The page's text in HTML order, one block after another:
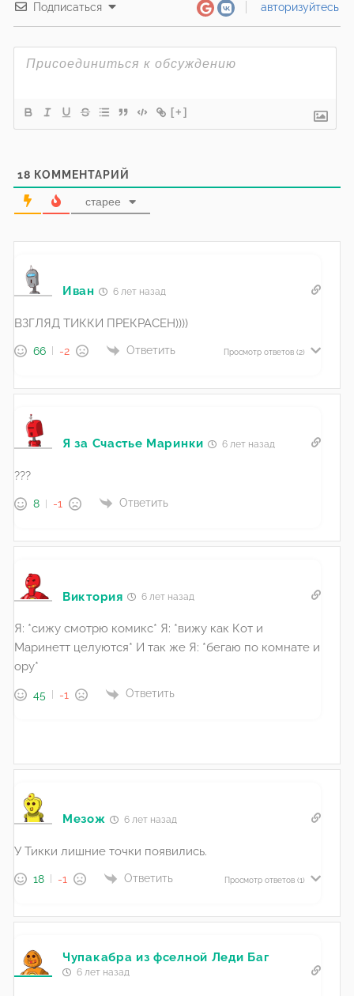
Подписаться авторизуйтесь
[+]
18 КОММЕНТАРИЙ
старее
Иван 6 лет назад
ВЗГЛЯД ТИККИ ПРЕКРАСЕН))))
66 -2 Ответить Просмотр ответов (2)
Я за Счастье Маринки 6 лет назад
???
8 -1 Ответить
Виктория 6 лет назад
Я: *сижу смотрю комикс* Я: *вижу как Кот и
Маринетт целуются* И так же Я: *бегаю по комнате и
ору*
45 -1 Ответить
Мезож 6 лет назад
У Тикки лишние точки появились.
18 -1 Ответить Просмотр ответов (1)
Чупакабра из фселной Леди Баг
6 лет назад